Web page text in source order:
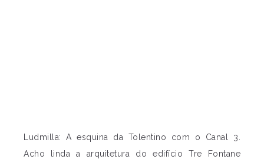
Ludmilla: A esquina da Tolentino com o Canal 3.
Acho linda a arquitetura do edifício Tre Fontane